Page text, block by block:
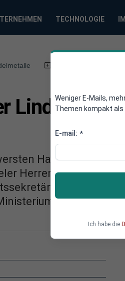
TECHNOLOGIE
Lindner
Haushaltskrise
Herren. Die
Werner
gefeuert.
Weniger E-Mails,
Themen kompakt
E-mail: *
Ich habe die